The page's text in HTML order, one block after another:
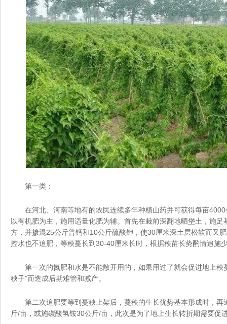
第一类：
在河北、河南等地有的农民连续多年种植山药并可获得每亩
以有机肥为主，施用适量化肥为辅。首先在栽前深翻地晒垡土，施
方，并掺混25公斤普钙和10公斤硫酸钾，使30厘米深土层松软而又
控水也不追肥，等秧蔓长到30-40厘米长时，根据秧苗长势酌情追施
第一次的氮肥和水是不能敞开用的，如果用过了就会促进地上秧
秧子”而造成后期难管和减产。
第二次追肥要等到蔓秧上架后，蔓秧的生长优势基本形成时，
斤/亩，或施碳酸氢铵30公斤/亩，此次是为了地上生长转折期需要促